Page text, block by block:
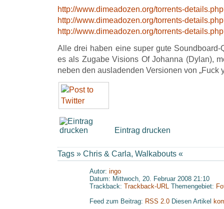
http://www.dimeadozen.org/torrents-
http://www.dimeadozen.org/torrents-
http://www.dimeadozen.org/torrents-
Alle drei haben eine super gute Soundboard-
es als ZugabeVisions Of Johanna (Dylan),
neben den ausladenden Versionen von „Fuck
Eintrag drucken
Tags » Chris & Carla, Walkabouts «
Autor: ingo
Datum: Mittwoch, 20. Februar 2008 21:10
Trackback: Trackback-URL Themengebiet:
Feed zum Beitrag: RSS 2.0 Diesen Artikel